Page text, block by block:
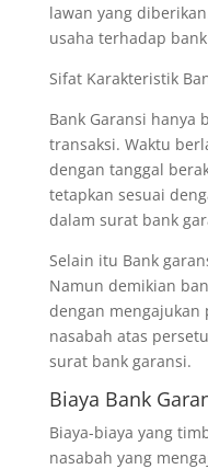
lawan yang
usaha terhadap
Sifat Karakteristik
Bank Garansi hanya
transaksi. Waktu
dengan tanggal
tetapkan sesuai
dalam surat bank
Selain itu Bank
Namun demikian
dengan mengajukan
nasabah atas
surat bank garansi.
Biaya Bank
Biaya-biaya yang
nasabah yang